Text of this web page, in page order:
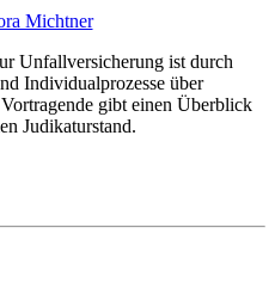
Michtner
Unfallversicherung ist durch
Individualprozesse über
gibt einen Überblick
Judikaturstand.